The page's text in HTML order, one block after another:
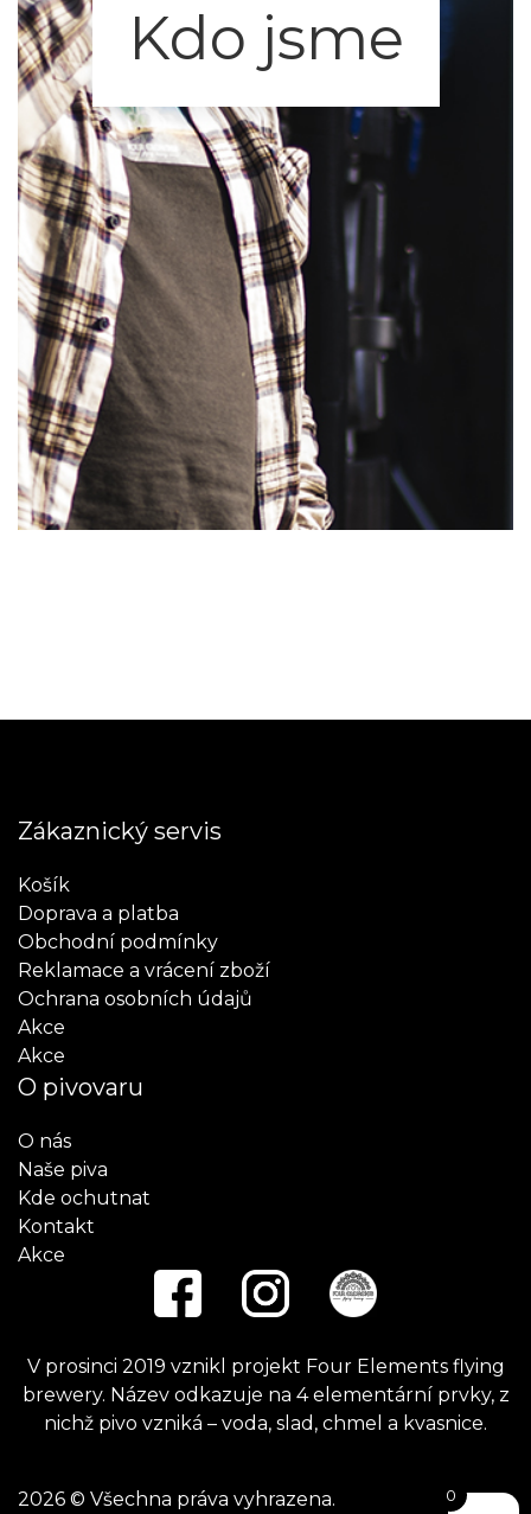
Kdo jsme
Zákaznický servis
Košík
Doprava a platba
Obchodní podmínky
Reklamace a vrácení zboží
Ochrana osobních údajů
Akce
Akce
O pivovaru
O nás
Naše piva
Kde ochutnat
Kontakt
Akce
V prosinci 2019 vznikl projekt Four Elements flying
brewery. Název odkazuje na 4 elementární prvky, z
nichž pivo vzniká – voda, slad, chmel a kvasnice.
2026 © Všechna práva vyhrazena. 0